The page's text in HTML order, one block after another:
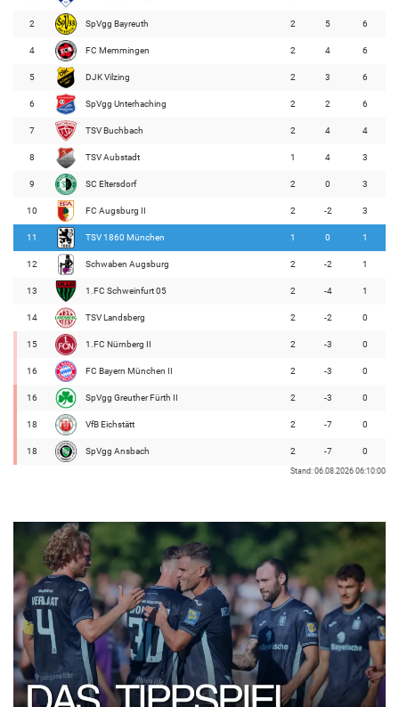
2 SpVgg Bayreuth 2 5 6
4 FC Memmingen 2 4 6
5 DJK Vilzing 2 3 6
6 SpVgg Unterhaching 2 2 6
7 TSV Buchbach 2 4 4
8 TSV Aubstadt 1 4 3
9 SC Eltersdorf 2 0 3
10 FC Augsburg II 2 -2 3
11 TSV 1860 München 1 0 1
12 Schwaben Augsburg 2 -2 1
13 1.FC Schweinfurt 05 2 -4 1
14 TSV Landsberg 2 -2 0
15 1.FC Nürnberg II 2 -3 0
16 FC Bayern München II 2 -3 0
16 SpVgg Greuther Fürth II 2 -3 0
18 VfB Eichstätt 2 -7 0
18 SpVgg Ansbach 2 -7 0
Stand: 06.08.2026 06:10:00